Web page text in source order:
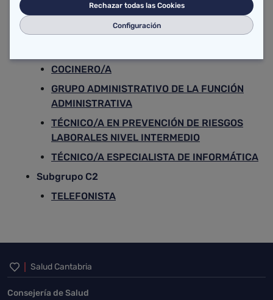
TÉCNICO/A EN PREVENCIÓN DE RIESGOS
LABORALES NIVEL SUPERIOR
COCINERO/A
GRUPO ADMINISTRATIVO DE LA FUNCIÓN
ADMINISTRATIVA
TÉCNICO/A EN PREVENCIÓN DE RIESGOS
LABORALES NIVEL INTERMEDIO
TÉCNICO/A ESPECIALISTA DE INFORMÁTICA
Subgrupo C2
TELEFONISTA
Inicio del pie de página
Salud Cantabria
Consejería de Salud
Rechazar todas las Cookies
Configuración